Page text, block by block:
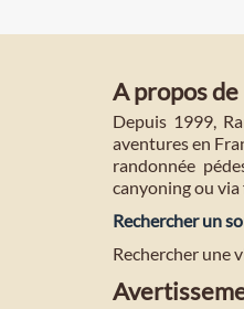
A propos
Depuis 1999,
aventures en
randonnée
canyoning ou
Rechercher un
Rechercher une